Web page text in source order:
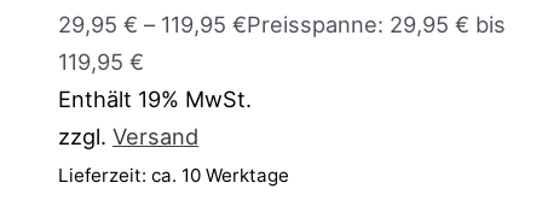
29,95 € – 119,95 €Preisspanne: 29,95 € bis
119,95 €
Enthält 19% MwSt.
zzgl. Versand
Lieferzeit: ca. 10 Werktage